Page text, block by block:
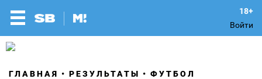
Войти
ГЛАВНАЯ РЕЗУЛЬТАТЫ ФУТБОЛ